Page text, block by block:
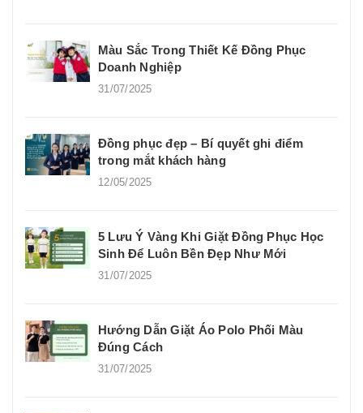
Màu Sắc Trong Thiết Kế Đồng Phục
Doanh Nghiệp
31/07/2025
Đồng phục đẹp – Bí quyết ghi điểm
trong mắt khách hàng
12/05/2025
5 Lưu Ý Vàng Khi Giặt Đồng Phục Học
Sinh Để Luôn Bền Đẹp Như Mới
31/07/2025
Hướng Dẫn Giặt Áo Polo Phối Màu
Đúng Cách
31/07/2025